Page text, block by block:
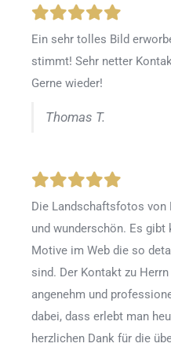
Ein sehr tolles Bild
stimmt! Sehr netter
Gerne wieder!
Thomas T.
Die Landschaftsfotos von
und wunderschön. Es
Motive im Web die so
sind. Der Kontakt zu
angenehm und
dabei, dass erlebt man
herzlichen Dank für die